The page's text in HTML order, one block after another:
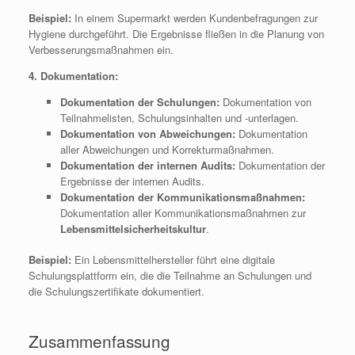
Beispiel: In einem Supermarkt werden Kundenbefragungen zur
Hygiene durchgeführt. Die Ergebnisse fließen in die Planung von
Verbesserungsmaßnahmen ein.
4. Dokumentation:
Dokumentation der Schulungen: Dokumentation von
Teilnahmelisten, Schulungsinhalten und -unterlagen.
Dokumentation von Abweichungen: Dokumentation
aller Abweichungen und Korrekturmaßnahmen.
Dokumentation der internen Audits: Dokumentation der
Ergebnisse der internen Audits.
Dokumentation der Kommunikationsmaßnahmen:
Dokumentation aller Kommunikationsmaßnahmen zur
Lebensmittelsicherheitskultur.
Beispiel: Ein Lebensmittelhersteller führt eine digitale
Schulungsplattform ein, die die Teilnahme an Schulungen und
die Schulungszertifikate dokumentiert.
Zusammenfassung